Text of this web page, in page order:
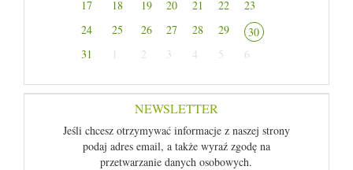
17
18 19 20 21 22
23
24
25 26 27 28 29
30
31
1 2 3 4 5 6
NEWSLETTER
Jeśli chcesz otrzymywać informacje z naszej strony
podaj adres email, a także wyraź zgodę na
przetwarzanie danych osobowych.